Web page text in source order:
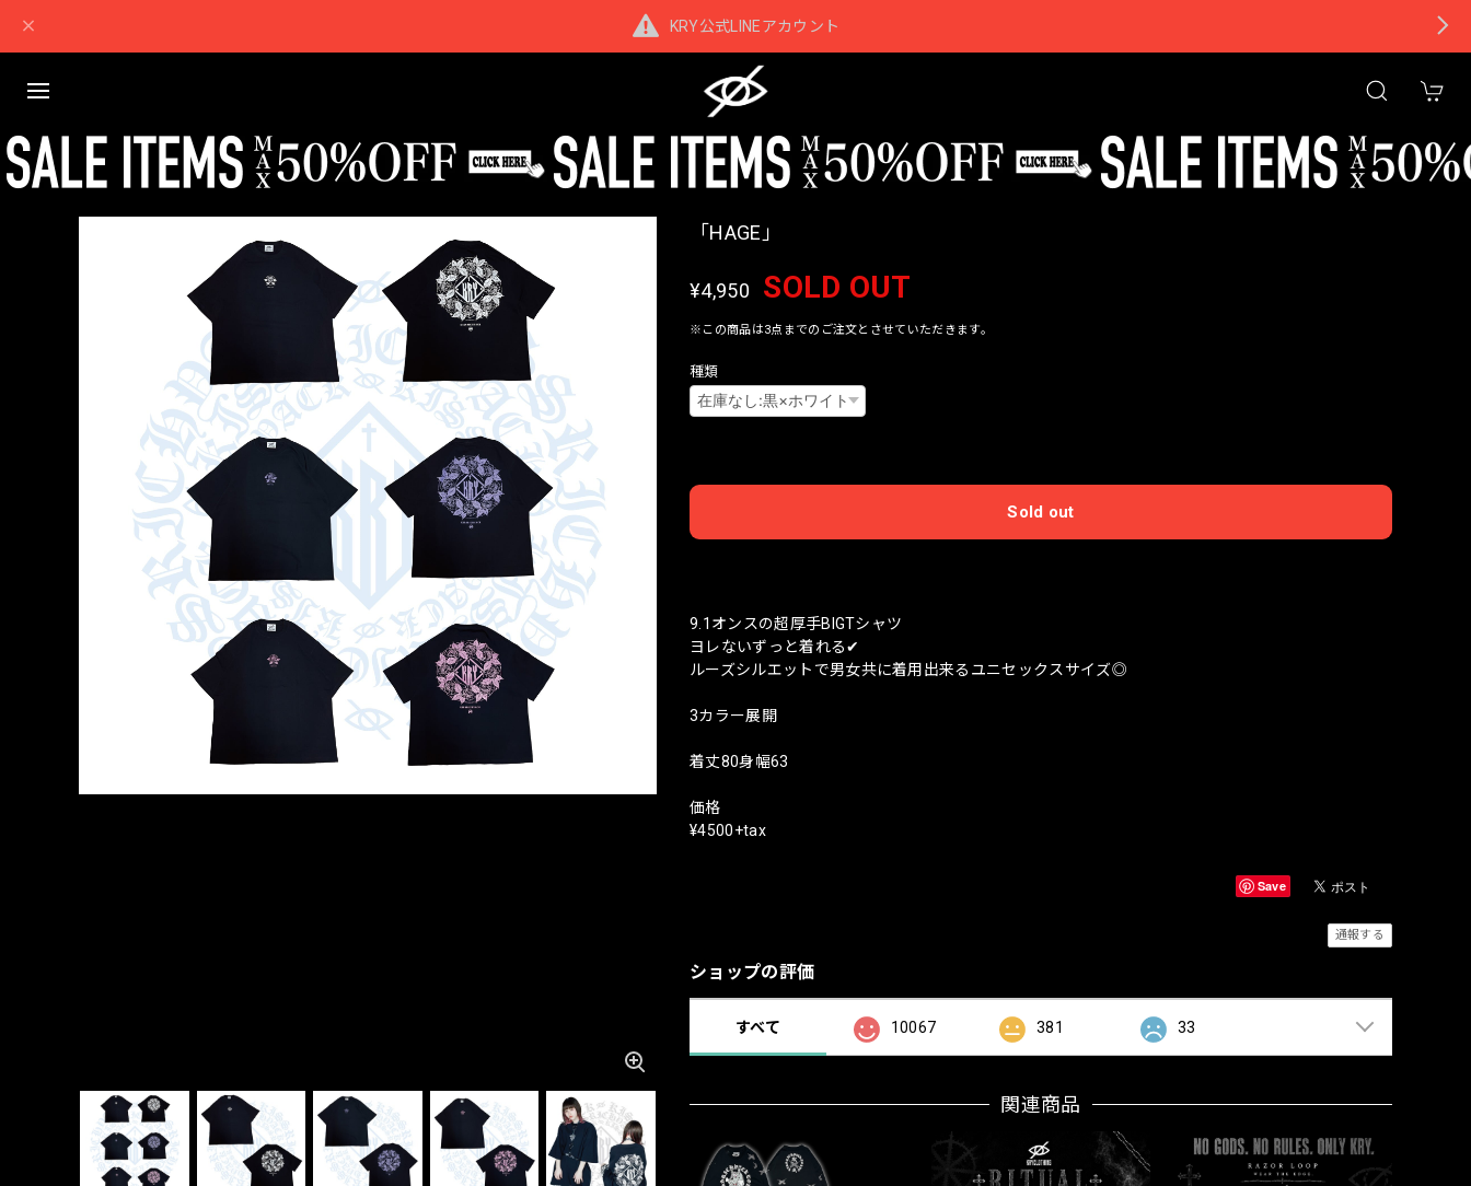
KRY公式LINEアカウント
「HAGE」
¥4,950 SOLD OUT
※この商品は3点までのご注文とさせていただきます。
種類
Sold out
9.1オンスの超厚手BIGTシャツ
ヨレないずっと着れる✔︎
ルーズシルエットで男女共に着用出来るユニセックスサイズ◎
3カラー展開
着丈80身幅63
価格
¥4500+tax
Save
通報する
ショップの評価
すべて 10067 381 33
関連商品